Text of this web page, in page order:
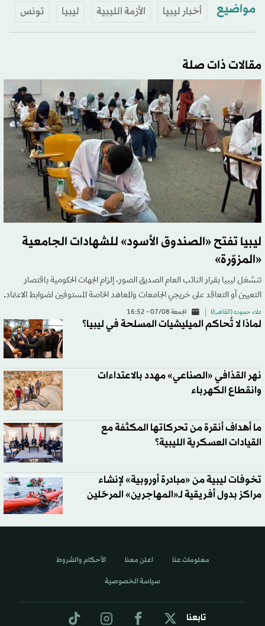
مواضيع أخبار ليبيا الأزمة الليبية ليبيا تونس
مقالات ذات صلة
ليبيا تفتح «الصندوق الأسود» للشهادات الجامعية
«المزوّرة»
تنشغل ليبيا بقرار النائب العام الصديق الصور، إلزام الجهات الحكومية باقتصار
التعيين أو التعاقد على خريجي الجامعات والمعاهد الخاصة المستوفين لضوابط الاعتماد.
علاء حموده (القاهرة) الجمعة 07/08 - 16:52
لماذا لا تُحاكم الميليشيات المسلحة في ليبيا؟
نهر القذافي «الصناعي» مهدد بالاعتداءات
وانقطاع الكهرباء
ما أهداف أنقرة من تحركاتها المكثفة مع
القيادات العسكرية الليبية؟
تخوفات ليبية من «مبادرة أوروبية» لإنشاء
مراكز بدول أفريقية لـ«المهاجرين» المرحّلين
تابعنا
معلومات عنا اعلن معنا الأحكام والشروط
سياسة الخصوصية